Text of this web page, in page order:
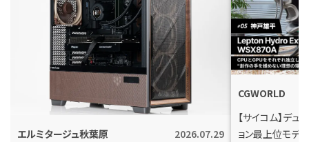
エルミタージュ秋葉原
2026.07.29
CGWORLD
【サイコム】デ
ョン最上位モデ